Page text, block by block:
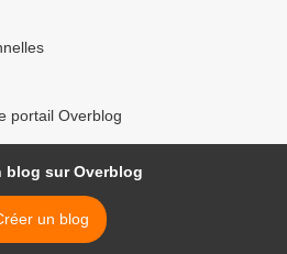
portail Overblog
blog sur Overblog
un blog